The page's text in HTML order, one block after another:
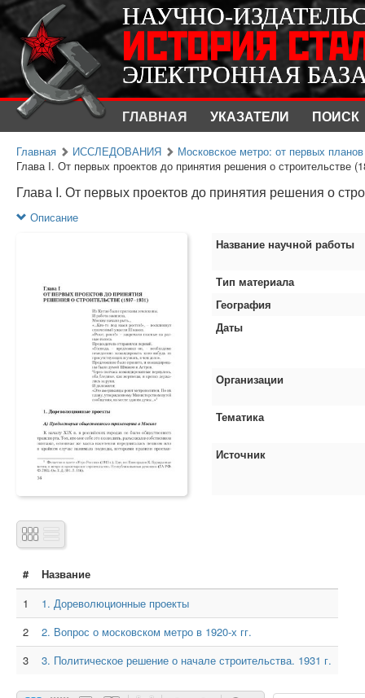
НАУЧНО-
ИСТОРИЯ
ЭЛЕКТРОННАЯ
ГЛАВНАЯ УКАЗАТЕЛИ ПОИСК
НАУЧНО-
ИСТОРИЯ
ЭЛЕКТРОННАЯ
Главная ИССЛЕДОВАНИЯ
Московское метро: от первых
Глава I. От первых проектов до принятия решения о строительстве
Глава I. От первых проектов до принятия решения о
Описание
Название научной работы
Тип материала
География
Даты
Организации
Тематика
Источник
#
Название
1
1. Дореволюционные проекты
2
2. Вопрос о московском метро в 1920-х гг.
3
3. Политическое решение о начале строительства. 1931 г.